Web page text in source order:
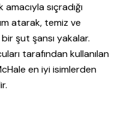
sıçradığı
atarak, temiz ve
şut şansı yakalar.
tarafından kullanılan
en iyi isimlerden